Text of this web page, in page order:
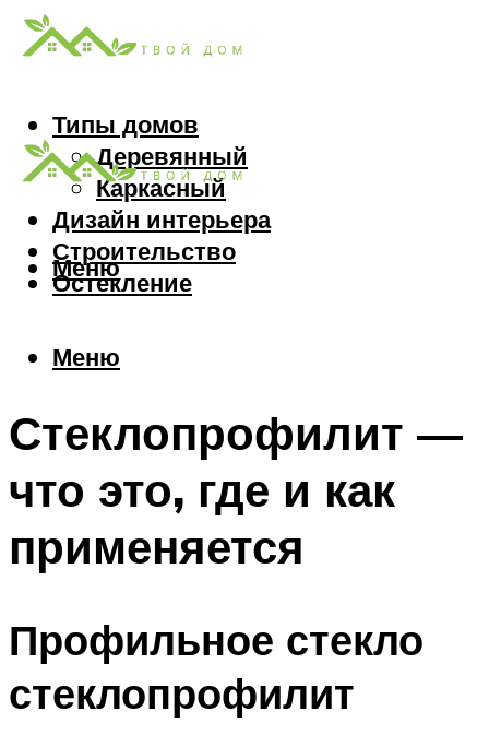
Типы домов
Деревянный
Каркасный
Дизайн интерьера
Строительство
Остекление
Меню
Меню
Стеклопрофилит —
что это, где и как
применяется
Профильное стекло
стеклопрофилит